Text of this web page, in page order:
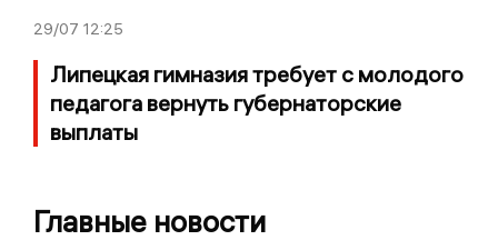
29/07 12:25
Липецкая гимназия требует с молодого
педагога вернуть губернаторские
выплаты
Главные новости